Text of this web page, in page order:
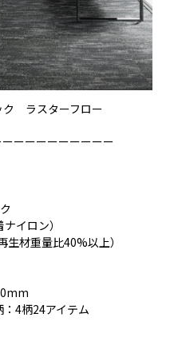
ク ラスターフロー
ーーーーーーーーー
イロン）
材重量比40%以上）
4柄24アイテム